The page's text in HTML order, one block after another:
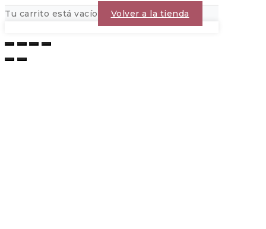
Tu carrito está vacío Volver a la tienda